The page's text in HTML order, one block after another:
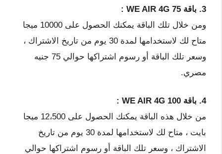
3. باقة WE AIR 4G 75 :
ومن خلال تلك الباقة يمكنك الحصول على 10000 ميجا
متاح لك لاستخدامها لمدة 30 يوم من تاريخ الاشتراك ،
وسعر تلك الباقة أو رسوم اشتراكها حوالي 75 جنيه
مصري.
4. باقة WE AIR 4G 100 :
من خلال هذه الباقة يمكنك الحصول على 12،500 ميجا
بايت ، متاح لك لاستخدامها لمدة 30 يوم من تاريخ
الاشتراك ، وسعر تلك الباقة أو رسوم اشتراكها حوالي